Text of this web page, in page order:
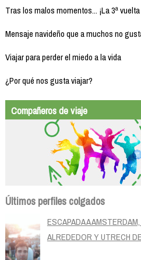
Tras los malos momentos... ¡La 3ª
Mensaje navideño que a muchos no
Viajar para perder el miedo a la vida
¿Por qué nos gusta viajar?
Compañeros de viaje
Últimos perfiles colgados
ESCAPADA A
ALREDEDOR Y UTRECH